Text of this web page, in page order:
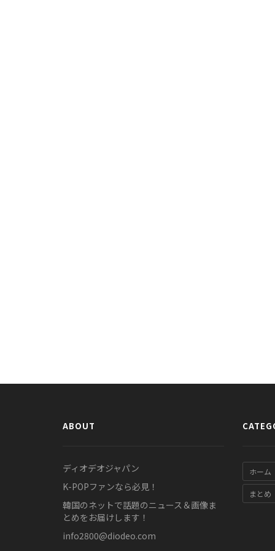
ABOUT
ディオデオジャパン
K-POPファンなら必見！
韓国のネットで話題のニュース＆画像ま
とめをお届けします！
info2800@diodeo.com
ホーム
まとめ